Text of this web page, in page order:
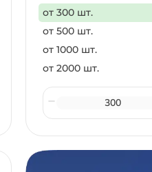
от 300 шт.
от 500 шт.
от 1000 шт.
от 2000 шт.